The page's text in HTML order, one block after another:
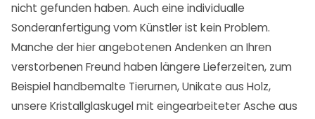
nicht gefunden haben. Auch eine individualle
Sonderanfertigung vom Künstler ist kein Problem.
Manche der hier angebotenen Andenken an Ihren
verstorbenen Freund haben längere Lieferzeiten, zum
Beispiel handbemalte Tierurnen, Unikate aus Holz,
unsere Kristallglaskugel mit eingearbeiteter Asche aus